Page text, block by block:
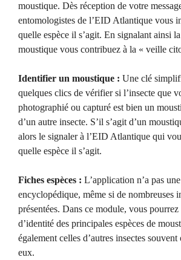
moustique. Dès réception de votre
entomologistes de l’EID Atlantique vous
quelle espèce il s’agit. En signalant ainsi
moustique vous contribuez à la « veille
Identifier un moustique : Une clé
quelques clics de vérifier si l’insecte que
photographié ou capturé est bien un
d’un autre insecte. S’il s’agit d’un
alors le signaler à l’EID Atlantique qui
quelle espèce il s’agit.
Fiches espèces : L’application n’a pas
encyclopédique, même si de nombreuses
présentées. Dans ce module, vous
d’identité des principales espèces de
également celles d’autres insectes
eux.